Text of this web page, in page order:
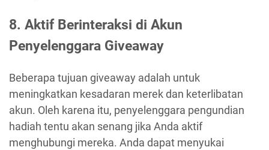
8. Aktif Berinteraksi di Akun
Penyelenggara Giveaway
Beberapa tujuan giveaway adalah untuk
meningkatkan kesadaran merek dan keterlibatan
akun. Oleh karena itu, penyelenggara pengundian
hadiah tentu akan senang jika Anda aktif
menghubungi mereka. Anda dapat menyukai